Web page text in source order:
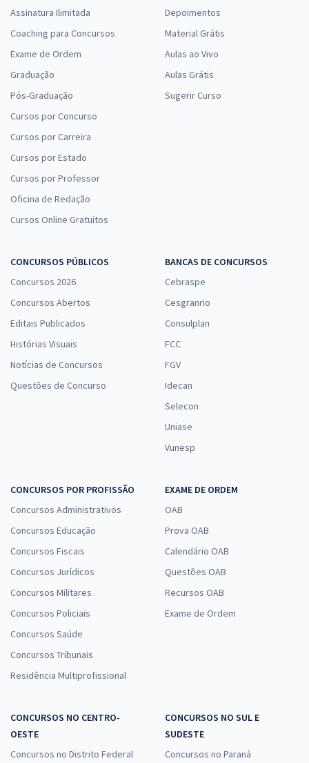
Assinatura Ilimitada
Coaching para Concursos
Exame de Ordem
Graduação
Pós-Graduação
Cursos por Concurso
Cursos por Carreira
Cursos por Estado
Cursos por Professor
Oficina de Redação
Cursos Online Gratuitos
Depoimentos
Material Grátis
Aulas ao Vivo
Aulas Grátis
Sugerir Curso
CONCURSOS PÚBLICOS
Concursos 2026
Concursos Abertos
Editais Publicados
Histórias Visuais
Notícias de Concursos
Questões de Concurso
BANCAS DE CONCURSOS
Cebraspe
Cesgranrio
Consulplan
FCC
FGV
Idecan
Selecon
Uniase
Vunesp
CONCURSOS POR PROFISSÃO
Concursos Administrativos
Concursos Educação
Concursos Fiscais
Concursos Jurídicos
Concursos Militares
Concursos Policiais
Concursos Saúde
Concursos Tribunais
Residência Multiprofissional
EXAME DE ORDEM
OAB
Prova OAB
Calendário OAB
Questões OAB
Recursos OAB
Exame de Ordem
CONCURSOS NO CENTRO-
OESTE
Concursos no Distrito Federal
CONCURSOS NO SUL E
SUDESTE
Concursos no Paraná